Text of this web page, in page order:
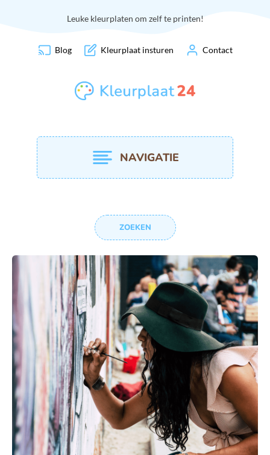
Leuke kleurplaten om zelf te printen!
Blog Kleurplaat insturen Contact
NAVIGATIE
ZOEKEN